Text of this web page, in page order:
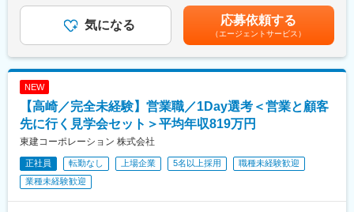
率は9割を超えています。健康経営優良法人（ホワイト500）にも
5年連続で認定されていて、ダイバーシティ・ワークライフバラン
スへの取り組みも多数行っています。高い専門性がありながら、
働きやすさを両立できる体制です。
務内容です。
・サイバーセキュリティ開発プロセスを継続的に改善し、国際法
規（UN R155）におけるCSMS(Cyber Secuity Management
System)認可更新に備える。
バーセキュリティ技術要件を策定。車両搭載される各ECU(電気電
子部品)のサイバーセキュリティ開発を支援・監査する。
・サイバーセキュリティ開発プロセス規定の効率的な運用を実現
するため、具体的な運用手法の改善(ツール整備、開発進捗/成果物
管理の効率化等)やプロセスの社内啓蒙を継続的に実施する。
※将来的には車両電子プラットフォームにおけるサイバーセキュリ
ティ技術開発にも挑戦いただける環境です。
あくまでも目安の金額であり、選考を通じて上下する可能性があ
ります。月給(月額)は固定手当を含めた表記です。
気になる 応募依頼する
（エージェントサービス）
NEW
【高崎／完全未経験】営業職／1Day選考＜営業と顧客
先に行く見学会セット＞平均年収819万円
東建コーポレーション 株式会社
正社員 転勤なし 上場企業 5名以上採用
職種未経験歓迎
業種未経験歓迎